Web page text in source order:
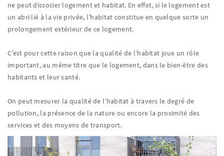
ne peut dissocier logement et habitat. En effet, si le logement est
un abri lié à la vie privée, l’habitat constitue en quelque sorte un
prolongement extérieur de ce logement.
C’est pour cette raison que la qualité de l’habitat joue un rôle
important, au même titre que le logement, dans le bien-être des
habitants et leur santé.
On peut mesurer la qualité de l’habitat à travers le degré de
pollution, la présence de la nature ou encore la proximité des
services et des moyens de transport.